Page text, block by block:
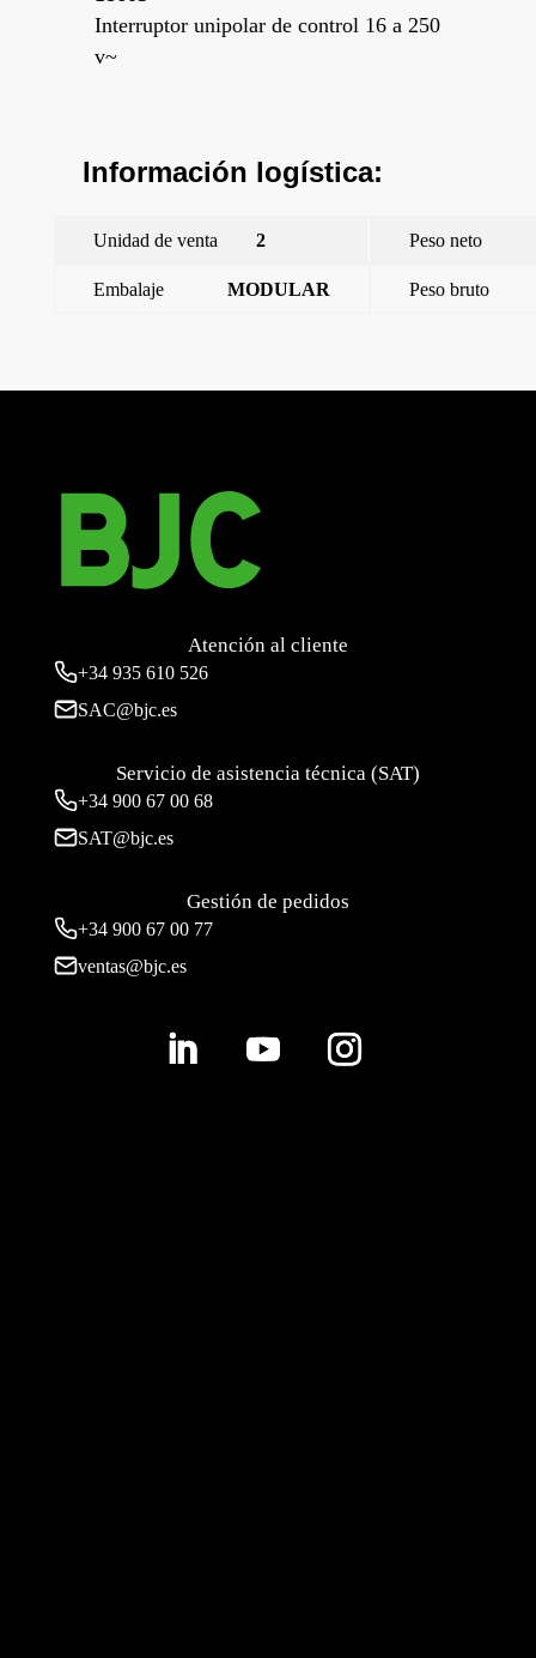
Interruptor unipolar de control 16 a 250
v~
Información logística:
Unidad de venta 2 Peso neto
Embalaje MODULAR Peso bruto
Atención al cliente
+34 935 610 526
SAC@bjc.es
Servicio de asistencia técnica (SAT)
+34 900 67 00 68
SAT@bjc.es
Gestión de pedidos
+34 900 67 00 77
ventas@bjc.es